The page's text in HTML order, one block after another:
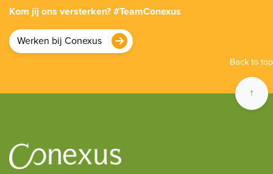
Kom jij ons versterken? #TeamConexus
Werken bij Conexus
Back to top
↑